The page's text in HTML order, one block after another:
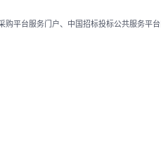
购平台服务门户、中国招标投标公共服务平